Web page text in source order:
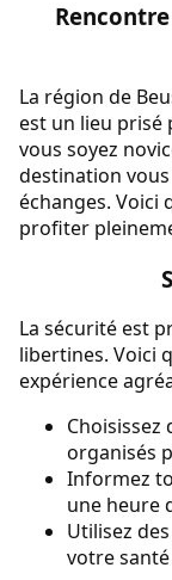
La région de
est un lieu prisé
vous soyez
destination
échanges.
profiter
La sécurité est
libertines. Voici
expérience
Choisissez
organisés
Informez
une heure
Utilisez
votre